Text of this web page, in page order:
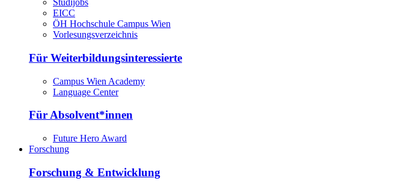
Studijobs
EICC
ÖH Hochschule Campus Wien
Vorlesungsverzeichnis
Für Weiterbildungsinteressierte
Campus Wien Academy
Language Center
Für Absolvent*innen
Future Hero Award
Forschung
Forschung & Entwicklung